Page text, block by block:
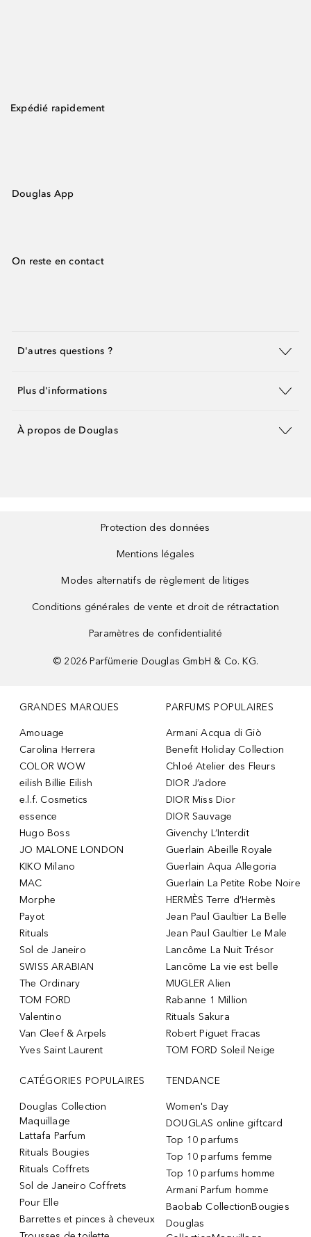
Expédié rapidement
Douglas App
On reste en contact
D'autres questions ?
Plus d'informations
À propos de Douglas
Protection des données
Mentions légales
Modes alternatifs de règlement de litiges
Conditions générales de vente et droit de rétractation
Paramètres de confidentialité
© 2026 Parfümerie Douglas GmbH & Co. KG.
GRANDES MARQUES
Amouage
Carolina Herrera
COLOR WOW
eilish Billie Eilish
e.l.f. Cosmetics
essence
Hugo Boss
JO MALONE LONDON
KIKO Milano
MAC
Morphe
Payot
Rituals
Sol de Janeiro
SWISS ARABIAN
The Ordinary
TOM FORD
Valentino
Van Cleef & Arpels
Yves Saint Laurent
PARFUMS POPULAIRES
Armani Acqua di Giò
Benefit Holiday Collection
Chloé Atelier des Fleurs
DIOR J’adore
DIOR Miss Dior
DIOR Sauvage
Givenchy L’Interdit
Guerlain Abeille Royale
Guerlain Aqua Allegoria
Guerlain La Petite Robe Noire
HERMÈS Terre d’Hermès
Jean Paul Gaultier La Belle
Jean Paul Gaultier Le Male
Lancôme La Nuit Trésor
Lancôme La vie est belle
MUGLER Alien
Rabanne 1 Million
Rituals Sakura
Robert Piguet Fracas
TOM FORD Soleil Neige
CATÉGORIES POPULAIRES
Douglas Collection
Maquillage
Lattafa Parfum
Rituals Bougies
Rituals Coffrets
Sol de Janeiro Coffrets
Pour Elle
Barrettes et pinces à cheveux
TENDANCE
Women's Day
DOUGLAS online giftcard
Top 10 parfums
Top 10 parfums femme
Top 10 parfums homme
Armani Parfum homme
Baobab CollectionBougies
Douglas